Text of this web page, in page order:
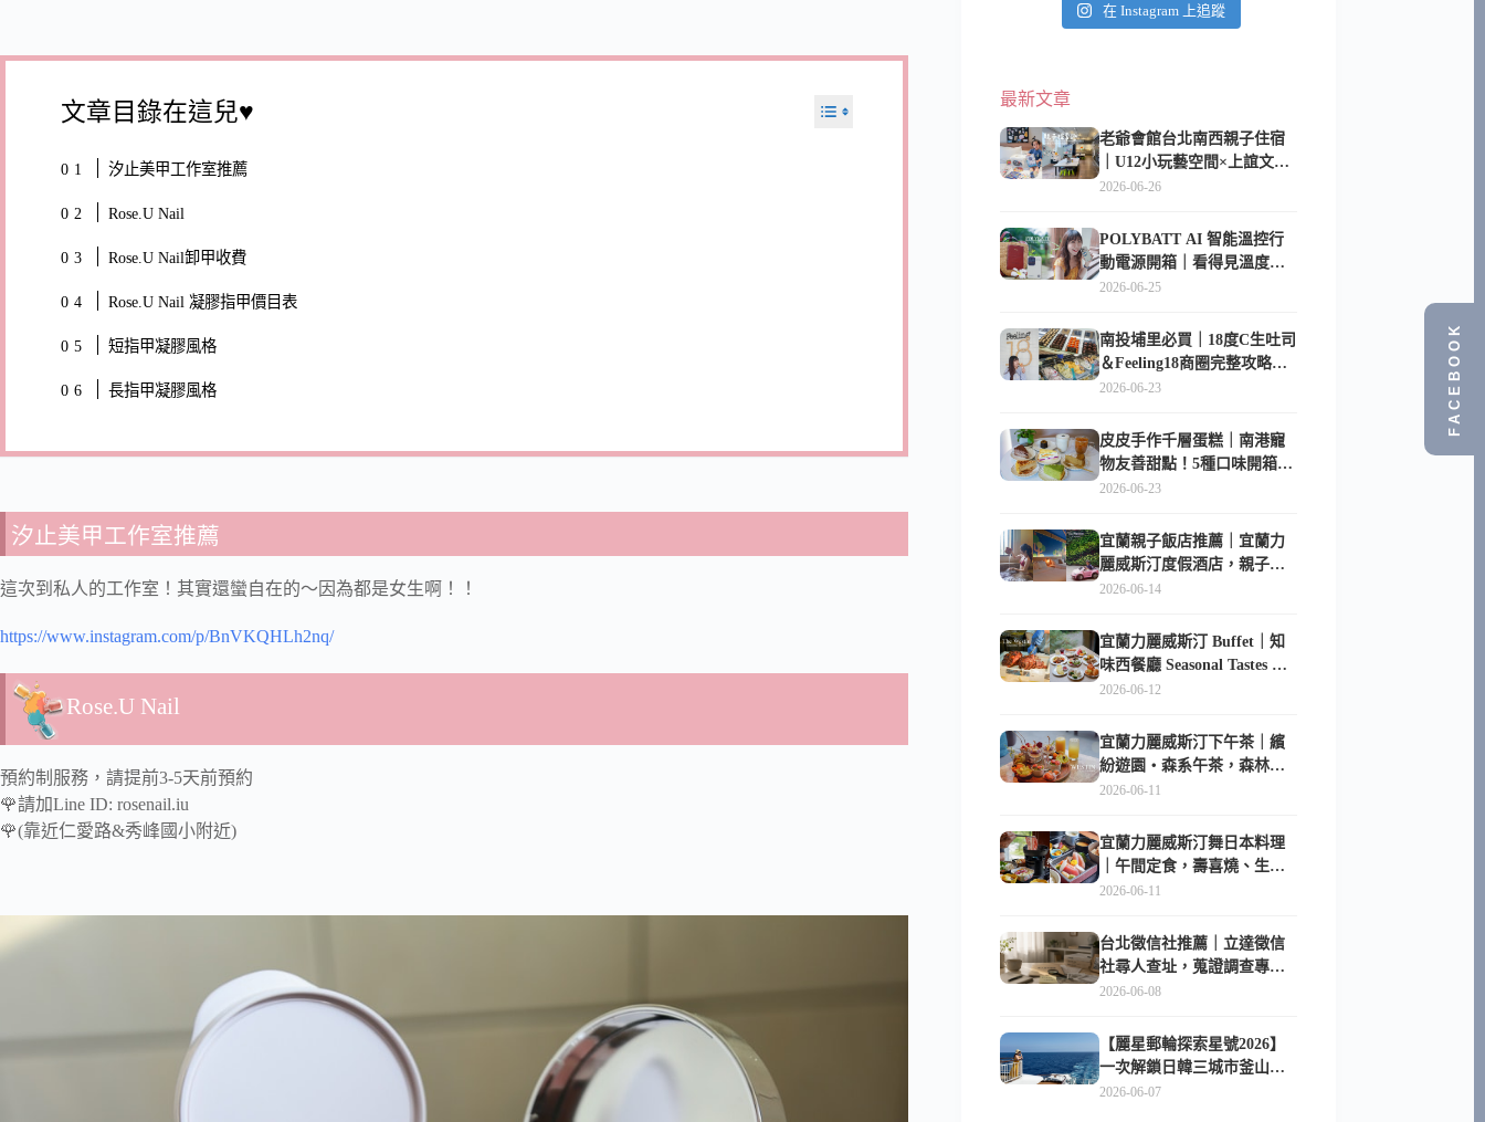
文章目錄在這兒♥
汐止美甲工作室推薦
Rose.U Nail
Rose.U Nail卸甲收費
Rose.U Nail 凝膠指甲價目表
短指甲凝膠風格
長指甲凝膠風格
汐止美甲工作室推薦
這次到私人的工作室！其實還蠻自在的～因為都是女生啊！！
https://www.instagram.com/p/BnVKQHLh2nq/
Rose.U Nail
預約制服務，請提前3-5天前預約
🌹請加Line ID: rosenail.iu
🌹(靠近仁愛路&秀峰國小附近)
在 Instagram 上追蹤
最新文章
老爺會館台北南西親子住宿
｜U12小玩藝空間×上誼文
化，暑假帶孩子這樣玩
2026-06-26
POLYBATT AI 智能溫控行
動電源開箱｜看得見溫度與
電量，外出更安心的
2026-06-25
南投埔里必買｜18度C生吐司
＆Feeling18商圈完整攻略，
在地人帶路這樣逛
2026-06-23
皮皮手作千層蛋糕｜南港寵
物友善甜點！5種口味開箱，
比Lady M便宜一半的台北隱
2026-06-23
宜蘭親子飯店推薦｜宜蘭力
麗威斯汀度假酒店，親子
房、Buffet、泳池、兒童俱樂
2026-06-14
宜蘭力麗威斯汀 Buffet｜知
味西餐廳 Seasonal Tastes 晚
餐早餐吃什麼？
2026-06-12
宜蘭力麗威斯汀下午茶｜繽
紛遊園・森系午茶，森林系
甜點超好拍
2026-06-11
宜蘭力麗威斯汀舞日本料理
｜午間定食，壽喜燒、生魚
片與日式包廂空間
2026-06-11
台北徵信社推薦｜立達徵信
社尋人查址，蒐證調查專家
陪你找回失聯的家人
2026-06-08
【麗星郵輪探索星號2026】
一次解鎖日韓三城市釜山、
長崎、那霸｜餐點升級、表
2026-06-07
FACEBOOK